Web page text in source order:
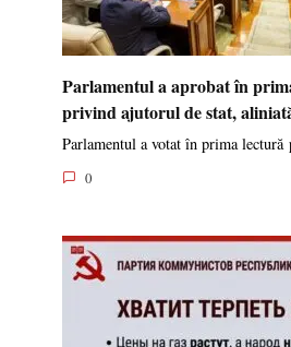
Parlamentul a aprobat în
privind ajutorul de stat,
Parlamentul a votat în prima lectură
0